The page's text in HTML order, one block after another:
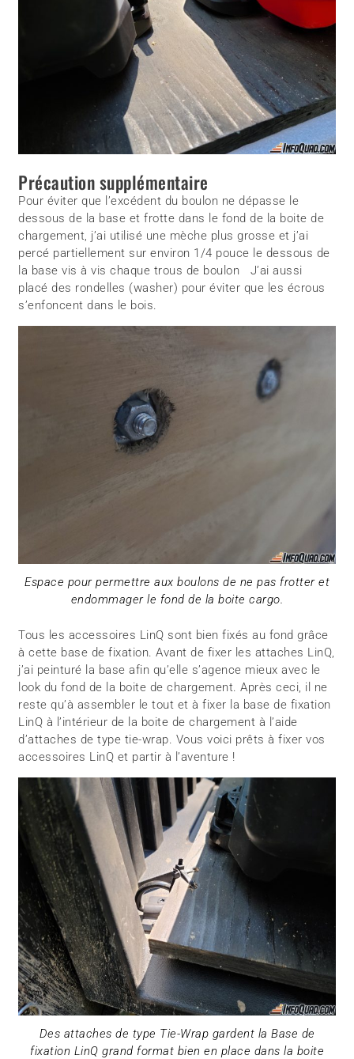
Précaution supplémentaire
Pour éviter que l’excédent du boulon ne dépasse le
dessous de la base et frotte dans le fond de la boite de
chargement, j’ai utilisé une mèche plus grosse et j’ai
percé partiellement sur environ 1/4 pouce le dessous de
la base vis à vis chaque trous de boulon J’ai aussi
placé des rondelles (washer) pour éviter que les écrous
s’enfoncent dans le bois.
Espace pour permettre aux boulons de ne pas frotter et
endommager le fond de la boite cargo.
Tous les accessoires LinQ sont bien fixés au fond grâce
à cette base de fixation. Avant de fixer les attaches LinQ,
j’ai peinturé la base afin qu’elle s’agence mieux avec le
look du fond de la boite de chargement. Après ceci, il ne
reste qu’à assembler le tout et à fixer la base de fixation
LinQ à l’intérieur de la boite de chargement à l’aide
d’attaches de type tie-wrap. Vous voici prêts à fixer vos
accessoires LinQ et partir à l’aventure !
Des attaches de type Tie-Wrap gardent la Base de
fixation LinQ grand format bien en place dans la boite